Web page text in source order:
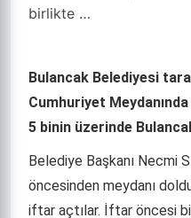
birlikte …
Bulancak Belediyesi
Cumhuriyet
5 binin üzerinde
Belediye Başkanı Necmi
öncesinden meydanı
iftar açtılar. İftar öncesi